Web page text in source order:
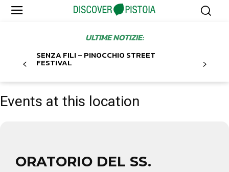
ULTIME NOTIZIE:
SENZA FILI – PINOCCHIO STREET
FESTIVAL
Events at this location
ORATORIO DEL SS.